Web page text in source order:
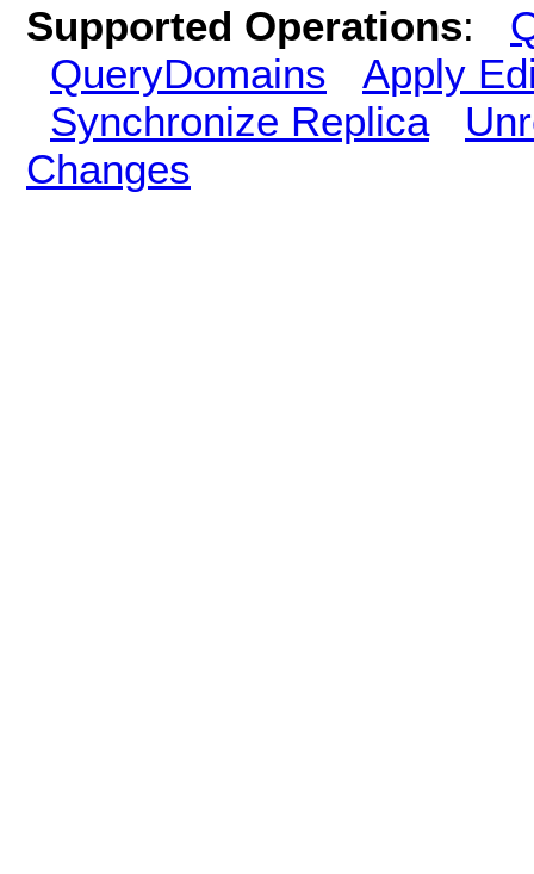
Supported Operations:
QueryDomains
Apply
Synchronize Replica
Changes